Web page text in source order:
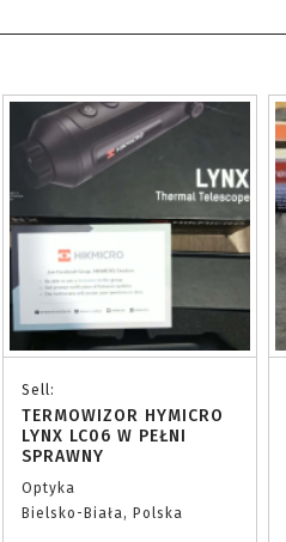
Sell:
TERMOWIZOR HYMICRO
LYNX LC06 W PEŁNI
SPRAWNY
Optyka
Bielsko-Biała, Polska